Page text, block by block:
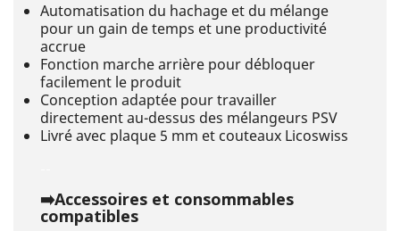
Automatisation du hachage et du mélange
pour un gain de temps et une productivité
accrue
Fonction marche arrière pour débloquer
facilement le produit
Conception adaptée pour travailler
directement au-dessus des mélangeurs PSV
Livré avec plaque 5 mm et couteaux Licoswiss
➡️Accessoires et consommables
compatibles